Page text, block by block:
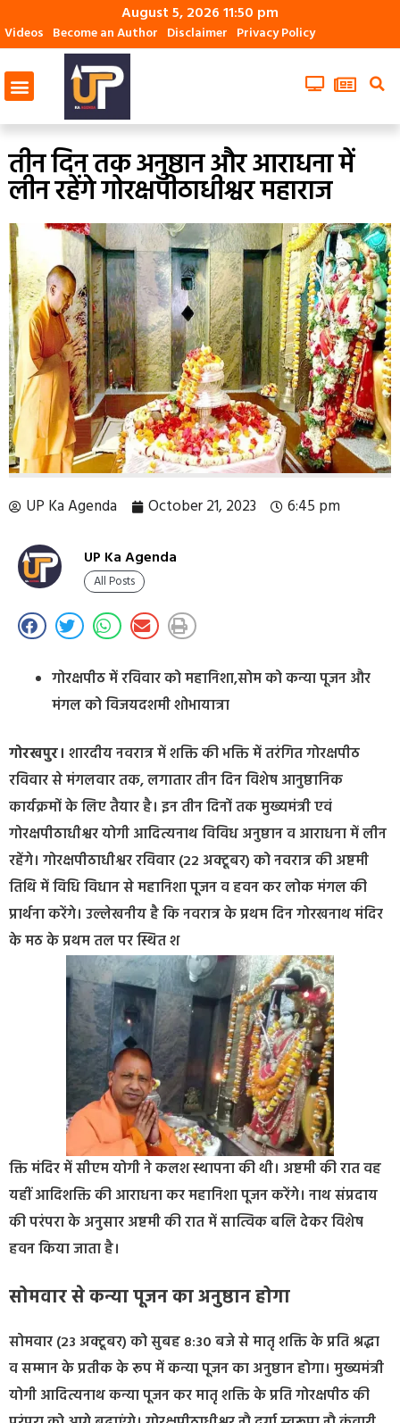
August 5, 2026 11:50 pm
Videos Become an Author Disclaimer Privacy Policy
तीन दिन तक अनुष्ठान और आराधना में
लीन रहेंगे गोरक्षपीठाधीश्वर महाराज
UP Ka Agenda October 21, 2023 6:45 pm
UP Ka Agenda
All Posts
गोरक्षपीठ में रविवार को महानिशा,सोम को कन्या पूजन और
मंगल को विजयदशमी शोभायात्रा
गोरखपुर। शारदीय नवरात्र में शक्ति की भक्ति में तरंगित गोरक्षपीठ
रविवार से मंगलवार तक, लगातार तीन दिन विशेष आनुष्ठानिक
कार्यक्रमों के लिए तैयार है। इन तीन दिनों तक मुख्यमंत्री एवं
गोरक्षपीठाधीश्वर योगी आदित्यनाथ विविध अनुष्ठान व आराधना में लीन
रहेंगे। गोरक्षपीठाधीश्वर रविवार (22 अक्टूबर) को नवरात्र की अष्टमी
तिथि में विधि विधान से महानिशा पूजन व हवन कर लोक मंगल की
प्रार्थना करेंगे। उल्लेखनीय है कि नवरात्र के प्रथम दिन गोरखनाथ मंदिर
के मठ के प्रथम तल पर स्थित श
क्ति मंदिर में सीएम योगी ने कलश स्थापना की थी। अष्टमी की रात वह
यहीं आदिशक्ति की आराधना कर महानिशा पूजन करेंगे। नाथ संप्रदाय
की परंपरा के अनुसार अष्टमी की रात में सात्विक बलि देकर विशेष
हवन किया जाता है।
सोमवार से कन्या पूजन का अनुष्ठान होगा
सोमवार (23 अक्टूबर) को सुबह 8:30 बजे से मातृ शक्ति के प्रति श्रद्धा
व सम्मान के प्रतीक के रूप में कन्या पूजन का अनुष्ठान होगा। मुख्यमंत्री
योगी आदित्यनाथ कन्या पूजन कर मातृ शक्ति के प्रति गोरक्षपीठ की